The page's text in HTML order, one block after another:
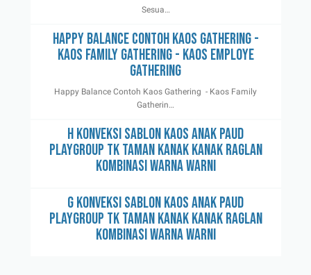
Sesua…
Happy Balance Contoh Kaos Gathering -
Kaos Family Gathering - Kaos Employe
Gathering
Happy Balance Contoh Kaos Gathering - Kaos Family
Gatherin…
H Konveksi Sablon Kaos Anak Paud
Playgroup TK Taman Kanak Kanak Raglan
Kombinasi Warna Warni
G Konveksi Sablon Kaos Anak Paud
Playgroup TK Taman Kanak Kanak Raglan
Kombinasi Warna Warni